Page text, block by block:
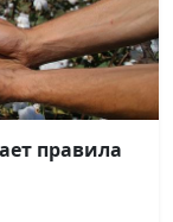
правила